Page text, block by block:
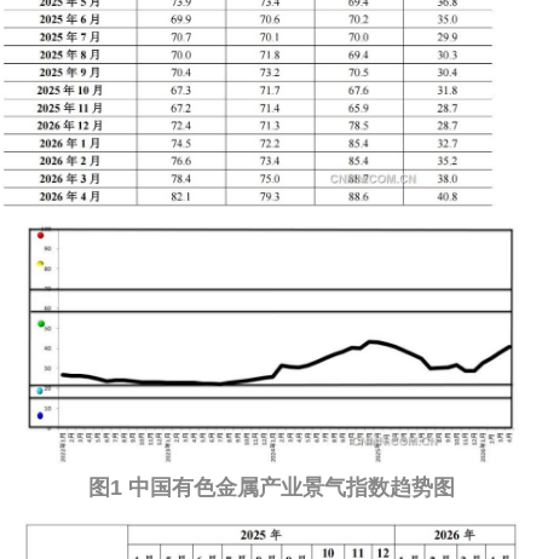
企业文化
《资源再生》杂志
行情报价
数字报
图1 中国有色金属产业景气指数趋势图